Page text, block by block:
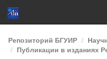
Skip
navigation
Репозиторий БГУИР
Публикации в изданиях